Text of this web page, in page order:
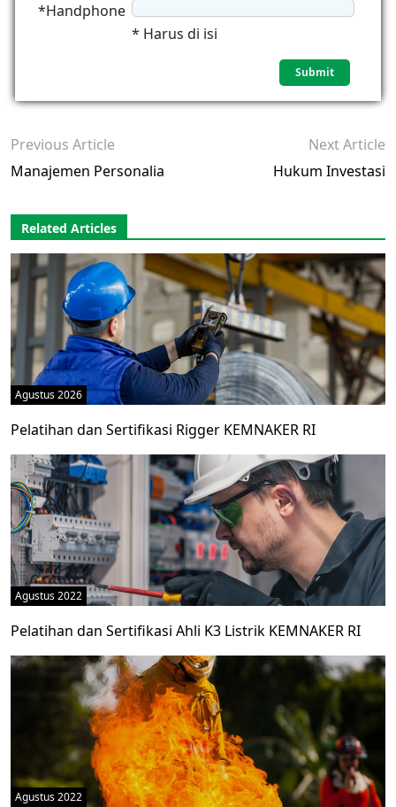
*Handphone
* Harus di isi
Previous Article
Manajemen Personalia
Next Article
Hukum Investasi
Related Articles
Agustus 2026
Pelatihan dan Sertifikasi Rigger KEMNAKER RI
Agustus 2022
Pelatihan dan Sertifikasi Ahli K3 Listrik KEMNAKER RI
Agustus 2022